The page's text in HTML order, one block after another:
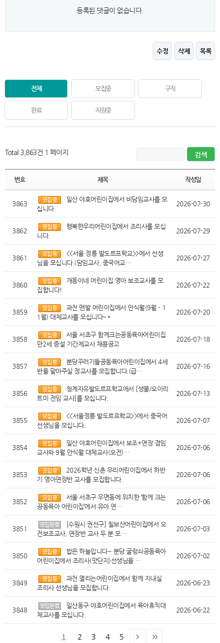
등록된 댓글이 없습니다.
수정 삭제 목록
전체 모집중 구직
완료 지원중
Total 3,863건 1 페이지
번호 제목 작성일
3863
일산 야호어린이집에서 비담임교사를 모
십니다.
2026-07-30
3862
행복한우리어린이집에서 조리사를 모십
니다.
2026-07-29
3861
<<서울 정릉 발도르프학교>>에서 선생
님을 모십니다.(담임교사, 중국어교…
2026-07-27
3860
개똥이네 어린이집 영아 보조교사를 모
집합니다!
2026-07-22
3859
과천 맨발 어린이집에서 안식월(9월 - 1
1월) 대체교사를 모십니다~*
2026-07-20
3858
서울 서초구 함께크는공동육아어린이집
만2세 증설 기간제교사 채용공고
2026-07-18
3857
분당꾸러기들공동육아어린이집에서 4세
반을 맡아주실 정교사를 모집합니다.(급…
2026-07-16
3856
청계자유발도르프학교에서 [생물/오이리
트미 전임 교사]를 모십니다.
2026-07-13
3855
<<서울정릉 발도르프학교>>에서 중국어
선생님을 모십니다.
2026-07-07
3854
일산 야호어린이집에서 보조+연장 겸임
교사와 9월 안식월 대체교사(오전)…
2026-07-06
3853
2026학년 신촌 우리어린이집에서 하반
기 영아연장반 교사를 모집합니다.
2026-07-06
3852
서울 서초구 우면동에 위치한 ‘함께 크는
공동육아 어린이집’에서 유아 연…
2026-07-06
3851
[수원시 권선구] 칠보산어린이집에서 오
전보조교사, 연장반 교사 두 분 모…
2026-07-03
3850
밥은 하늘입니다~ 분당 굴렁쇠공동육아
어린이집에서 조리사(맛단지)선생님을 …
2026-07-02
3849
과천 열리는어린이집에서 함께 지내실
조리사 선생님을 모집합니다.
2026-06-23
3848
일산동구 야호어린이집에서 육아휴직대
체교사를 모십니다.
2026-06-22
1 2 3 4 5